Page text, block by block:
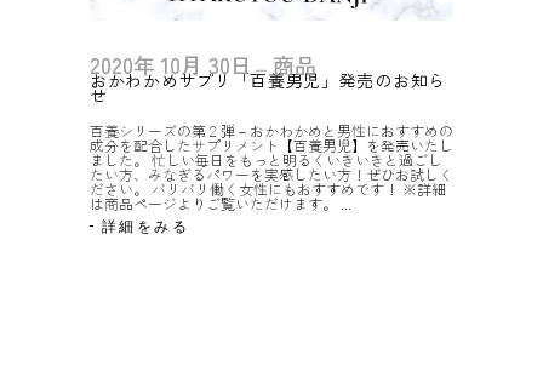
2020年 10月 30日 商品
おかわかめサプリ「百養男児」発売のお知ら
せ
百養シリーズの第２弾－おかわかめと男性におすすめの
成分を配合したサプリメント【百養男児】を発売いたし
ました。 忙しい毎日をもっと明るくいきいきと過ごし
たい方、みなぎるパワーを実感したい方！ぜひお試しく
ださい。 バリバリ働く女性にもおすすめです！ ※詳細
は商品ページよりご覧いただけます。
詳細をみる